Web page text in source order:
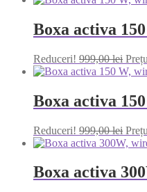
Boxa activa
Reduceri! 999,00lei
Boxa activa
Reduceri! 999,00lei
Boxa activa